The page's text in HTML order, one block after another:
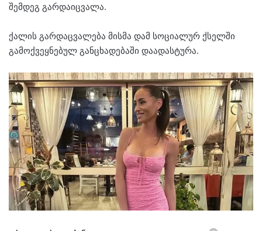
შემდეგ გარდაიცვალა.
ქალის გარდაცვალება მისმა დამ სოციალურ ქსელში
გამოქვეყნებულ განცხადებაში დაადასტურა.